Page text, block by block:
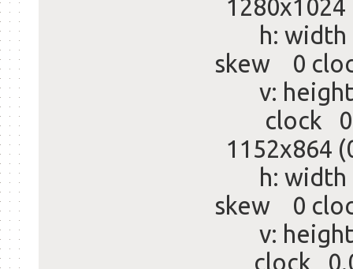
h: width
skew 0
v: height
clock
1152x864
h: width
skew 0
v: height
clock